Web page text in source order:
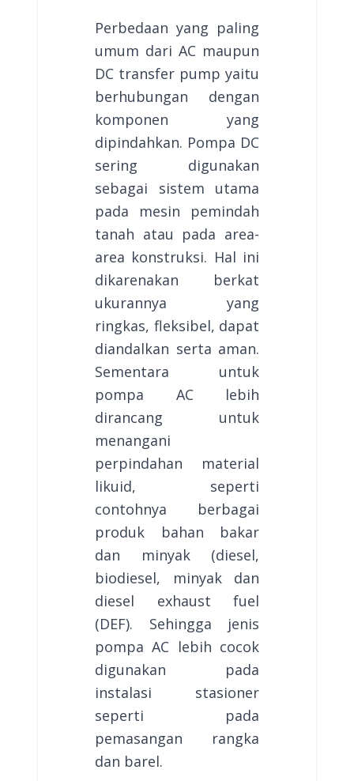
Perbedaan yang paling
umum dari AC maupun
DC transfer pump yaitu
berhubungan dengan
komponen yang
dipindahkan. Pompa DC
sering digunakan
sebagai sistem utama
pada mesin pemindah
tanah atau pada area-
area konstruksi. Hal ini
dikarenakan berkat
ukurannya yang
ringkas, fleksibel, dapat
diandalkan serta aman.
Sementara untuk
pompa AC lebih
dirancang untuk
menangani
perpindahan material
likuid, seperti
contohnya berbagai
produk bahan bakar
dan minyak (diesel,
biodiesel, minyak dan
diesel exhaust fuel
(DEF). Sehingga jenis
pompa AC lebih cocok
digunakan pada
instalasi stasioner
seperti pada
pemasangan rangka
dan barel.